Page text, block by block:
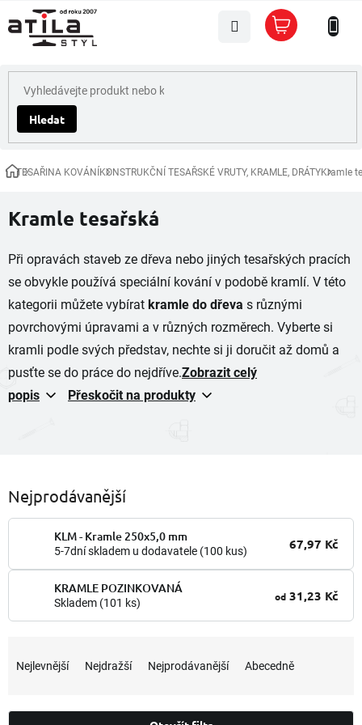
na
obsah
Hledat
Nákupní
košík
DomůTESAŘINA KOVÁNÍKONSTRUKČNÍ TESAŘSKÉ VRUTY, KRAMLE, DRÁTYKramle
Kramle tesařská
Při opravách staveb ze dřeva nebo jiných tesařských pracích
se obvykle používá speciální kování v podobě kramlí. V této
kategorii můžete vybírat kramle do dřeva s různými
povrchovými úpravami a v různých rozměrech. Vyberte si
kramli podle svých představ, nechte si ji doručit až domů a
pusťte se do práce do nejdříve.Zobrazit celý
popis
Přeskočit na produkty
Nejprodávanější
KLM - Kramle 250x5,0 mm
5-7dní skladem u dodavatele (100 kus) 67,97 Kč
KRAMLE POZINKOVANÁ
Skladem (101 ks)
od 31,23 Kč
n
Nejlevnější Nejdražší Nejprodávanější Abecedně